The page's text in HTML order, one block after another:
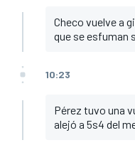
Checo vuelve a
que se esfuman
10:23
Pérez tuvo una
alejó a 5s4 del